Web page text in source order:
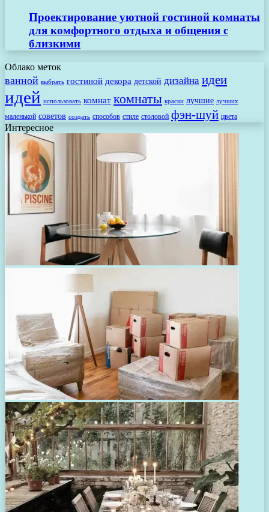
Проектирование уютной гостиной комнаты
для комфортного отдыха и общения с
близкими
Облако меток
ванной выбрать гостиной декора детской дизайна идеи
идей использовать комнат комнаты краски лучшие лучших
маленькой советов создать способов стиле столовой фэн-шуй цвета
Интересное